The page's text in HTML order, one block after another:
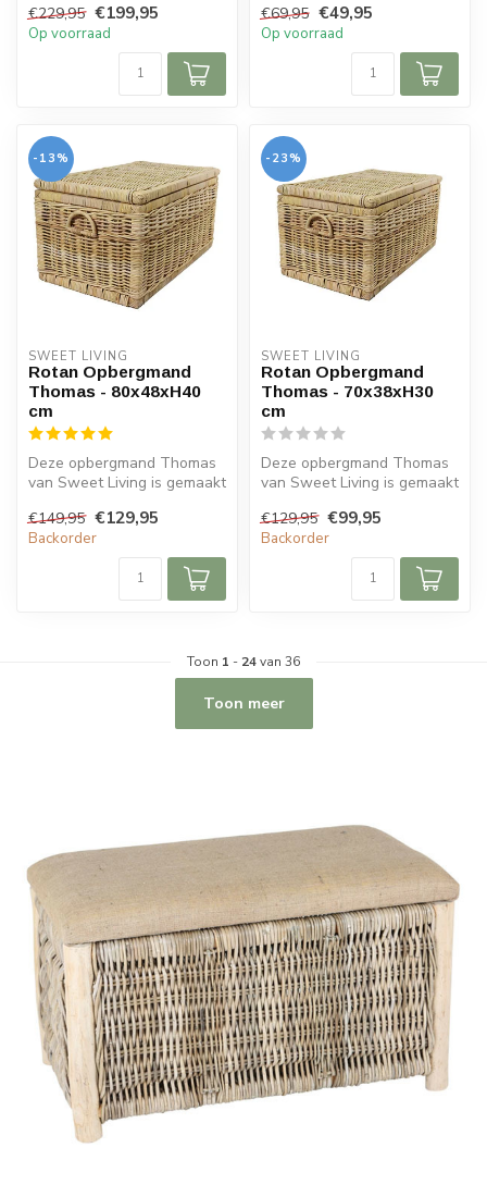
kleur. De rieten...
€229,95 €199,95
Op voorraad
€69,95 €49,95
Op voorraad
-13%
SWEET LIVING
Rotan Opbergmand
Thomas - 80x48xH40
cm
Deze opbergmand Thomas
van Sweet Living is gemaakt
nature...
€149,95 €129,95
Backorder
-23%
SWEET LIVING
Rotan Opbergmand
Thomas - 70x38xH30
cm
Deze opbergmand Thomas
van Sweet Living is gemaakt
nature...
€129,95 €99,95
Backorder
Toon 1 - 24van 36
Toon meer